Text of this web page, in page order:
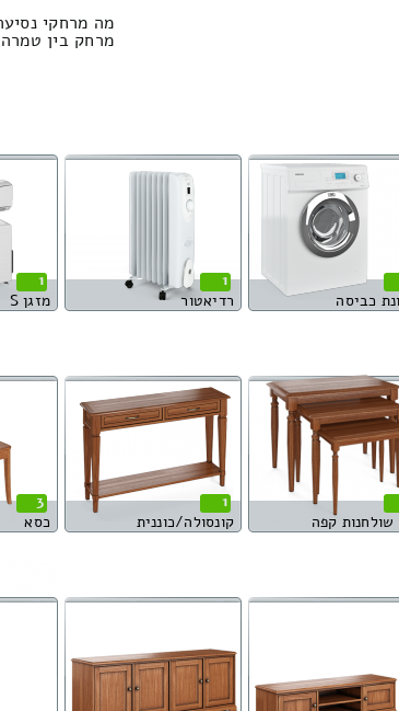
מה מרחקי
מרחק בין טמרה ←
כביסה
1
רדיאטור
1
מזגן S
קפה
1
קונסולה/כוננית
3
כסא